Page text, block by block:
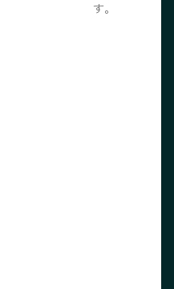
す。